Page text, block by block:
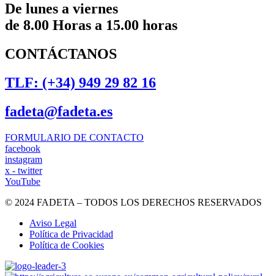
De lunes a viernes
de 8.00 Horas a 15.00 horas
CONTÁCTANOS
TLF: (+34) 949 29 82 16
fadeta@fadeta.es
FORMULARIO DE CONTACTO
facebook
instagram
x - twitter
YouTube
© 2024 FADETA – TODOS LOS DERECHOS RESERVADOS
Aviso Legal
Política de Privacidad
Política de Cookies